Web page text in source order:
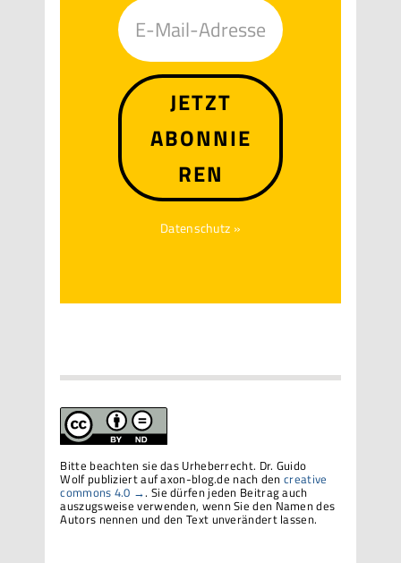
JETZT
ABONNIE
REN
Datenschutz »
Bitte beachten sie das Urheberrecht. Dr. Guido
Wolf publiziert auf axon-blog.de nach dencreative
commons 4.0 →. Sie dürfen jeden Beitrag auch
auszugsweise verwenden, wenn Sie den Namen des
Autors nennen und den Text unverändert lassen.